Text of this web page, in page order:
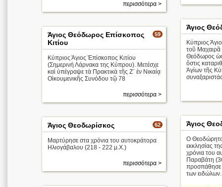
περισσότερα >
Άγιος
Κύπριος
τοῦ Μαχαιρᾶ
Θεόδωρος
ὅστις
Ἁγίων τῆς
59
Άγιος Θεόδωρος Επίσκοπος
Κιτίου
Κύπριος Άγιος Ἐπίσκοπος Κιτίου
(Σημερινή Λάρνακα της Κύπρου). Μετέσχε
καὶ ὑπέγραψε τὰ Πρακτικὰ τῆς Ζ´ ἐν Νικαίᾳ
Οἰκουμενικῆς Συνόδου τῷ 78
περισσότερα >
Άγιος
O
εκκλησίας
χρόνια του
Παραβάτη
προσπάθησε
των
62
Άγιος Θεοδωρίσκος
Μαρτύρησε στα χρόνια του αυτοκράτορα
Ηλιογάβαλου (218 - 222 μ.Χ.)
περισσότερα >